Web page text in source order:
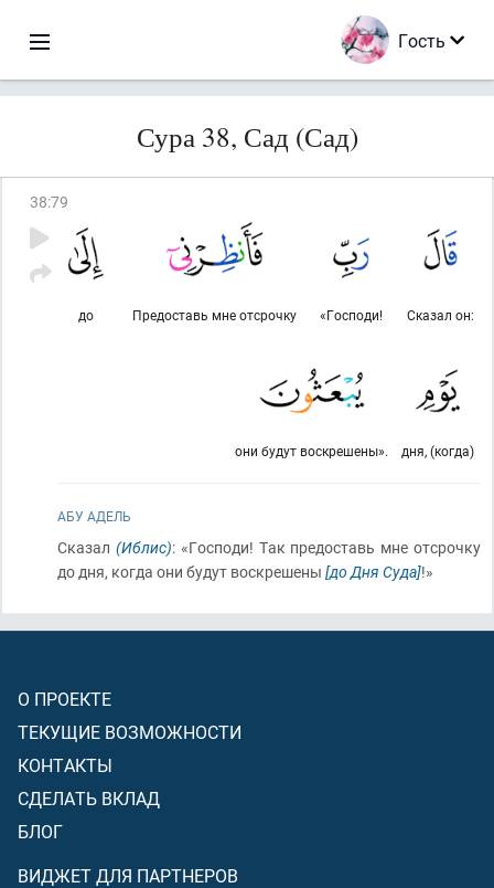
Гость
Сура 38, Сад (Сад)
38:79
Сказал он:
«Господи!
Предоставь мне отсрочку
до
дня, (когда)
они будут воскрешены».
АБУ АДЕЛЬ
Сказал (Иблис): «Господи! Так предоставь мне отсрочку
до дня, когда они будут воскрешены [до Дня Суда]!»
О ПРОЕКТЕ
ТЕКУЩИЕ ВОЗМОЖНОСТИ
КОНТАКТЫ
СДЕЛАТЬ ВКЛАД
БЛОГ
ВИДЖЕТ ДЛЯ ПАРТНЕРОВ